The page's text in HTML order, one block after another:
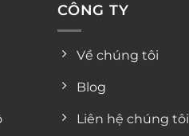
CÔNG TY
Về chúng tôi
Blog
Liên hệ chúng tôi